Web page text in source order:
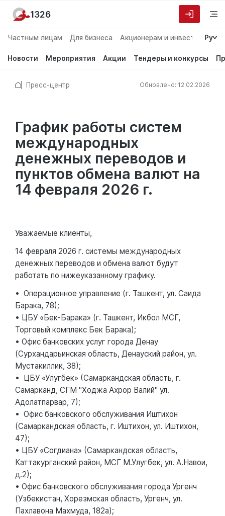
Частным лицам Для бизнеса Акционерам и инвесторам
Ру
Новости Мероприятия Акции Тендеры и конкурсы
1326
Пресс-центр Обновлено: 12.02.2026
График работы систем
международных
денежных переводов и
пунктов обмена валют на
14 февраля 2026 г.
Уважаемые клиенты,
14 февраля 2026 г. системы международных
денежных переводов и обмена валют будут
работать по нижеуказанному графику.
• Операционное управление (г. Ташкент, ул. Саида
Барака, 78);
• ЦБУ «Бек-Барака» (г. Ташкент, Икбол МСГ,
Торговый комплекс Бек Барака);
• Офис банковских услуг города Денау
(Сурхандарьинская область, Денауский район, ул.
Мустакиллик, 38);
• ЦБУ «Улугбек» (Самаркандская область, г.
Самарканд, СГМ "Ходжа Ахрор Валий" ул.
Адолатпарвар, 7);
• Офис банковского обслуживания Иштихон
(Самаркандская область, г. Иштихон, ул. Иштихон,
47);
• ЦБУ «Согдиана» (Самаркандская область,
Каттакурганский район, МСГ М.Улугбек, ул. А.Навои,
д.2);
• Офис банковского обслуживания города Ургенч
(Узбекистан, Хорезмская область, Ургенч, ул.
Пахлавона Махмуда, 182а);